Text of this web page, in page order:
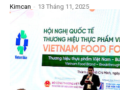
Kimcan - 13 Tháng 11, 2025